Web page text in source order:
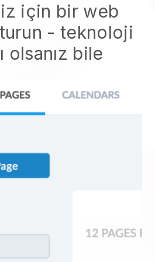
için bir web
- teknoloji
olsanız bile